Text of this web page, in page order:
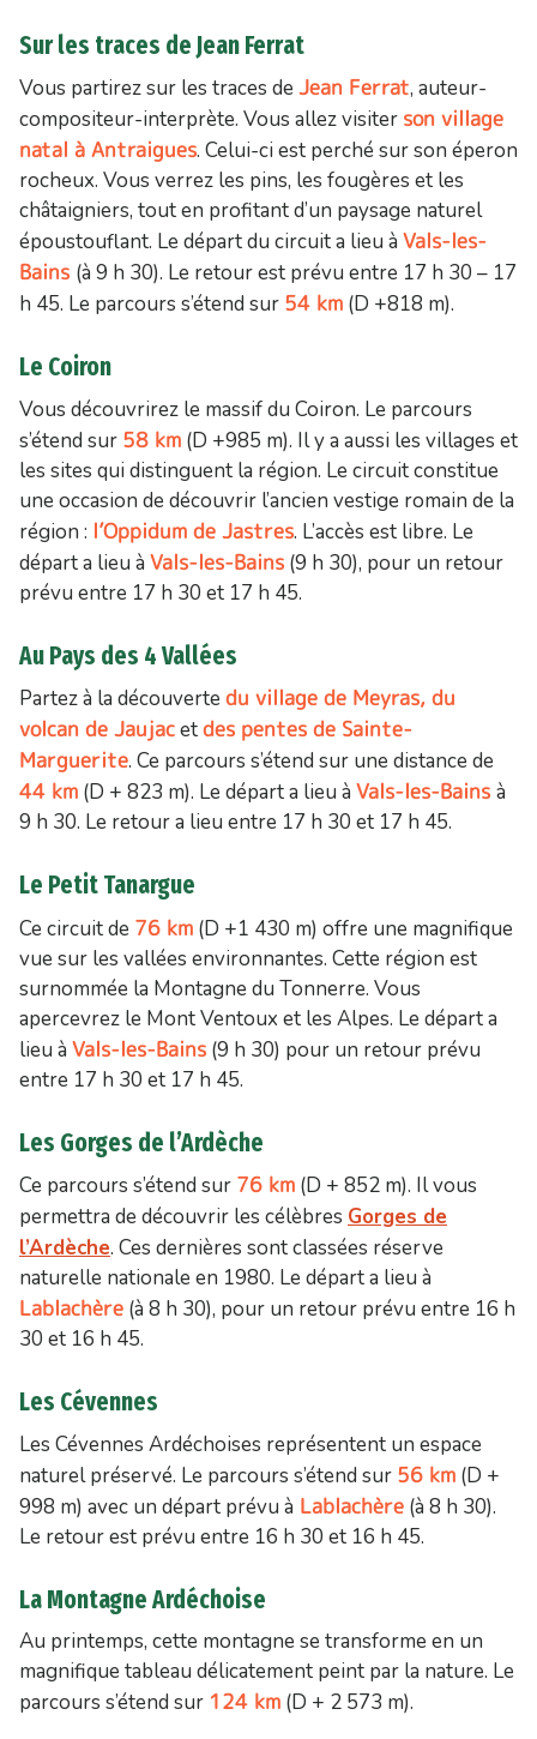
Sur les traces de Jean Ferrat
Vous partirez sur les traces de Jean Ferrat, auteur-
compositeur-interprète. Vous allez visiter son village
natal à Antraigues. Celui-ci est perché sur son éperon
rocheux. Vous verrez les pins, les fougères et les
châtaigniers, tout en profitant d’un paysage naturel
époustouflant. Le départ du circuit a lieu à Vals-les-
Bains (à 9 h 30). Le retour est prévu entre 17 h 30 – 17
h 45. Le parcours s’étend sur 54 km (D +818 m).
Le Coiron
Vous découvrirez le massif du Coiron. Le parcours
s’étend sur 58 km (D +985 m). Il y a aussi les villages et
les sites qui distinguent la région. Le circuit constitue
une occasion de découvrir l’ancien vestige romain de la
région : l’Oppidum de Jastres. L’accès est libre. Le
départ a lieu à Vals-les-Bains (9 h 30), pour un retour
prévu entre 17 h 30 et 17 h 45.
Au Pays des 4 Vallées
Partez à la découverte du village de Meyras, du
volcan de Jaujacetdes pentes de Sainte-
Marguerite. Ce parcours s’étend sur une distance de
44 km (D + 823 m). Le départ a lieu à Vals-les-Bains à
9 h 30. Le retour a lieu entre 17 h 30 et 17 h 45.
Le Petit Tanargue
Ce circuit de 76 km (D +1 430 m) offre une magnifique
vue sur les vallées environnantes. Cette région est
surnommée la Montagne du Tonnerre. Vous
apercevrez le Mont Ventoux et les Alpes. Le départ a
lieu à Vals-les-Bains (9 h 30) pour un retour prévu
entre 17 h 30 et 17 h 45.
Les Gorges de l’Ardèche
Ce parcours s’étend sur 76 km (D + 852 m). Il vous
permettra de découvrir les célèbres Gorges de
l’Ardèche. Ces dernières sont classées réserve
naturelle nationale en 1980. Le départ a lieu à
Lablachère (à 8 h 30), pour un retour prévu entre 16 h
30 et 16 h 45.
Les Cévennes
Les Cévennes Ardéchoises représentent un espace
naturel préservé. Le parcours s’étend sur 56 km (D +
998 m) avec un départ prévu à Lablachère (à 8 h 30).
Le retour est prévu entre 16 h 30 et 16 h 45.
La Montagne Ardéchoise
Au printemps, cette montagne se transforme en un
magnifique tableau délicatement peint par la nature. Le
parcours s’étend sur 124 km (D + 2 573 m).